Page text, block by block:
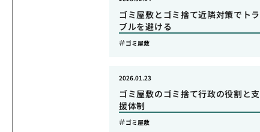
ゴミ屋敷とゴミ捨て近隣対策でトラ
ブルを避ける
ゴミ屋敷
ゴミ屋敷のゴミ捨て行政の役割と支
援体制
2026.01.23
ゴミ屋敷